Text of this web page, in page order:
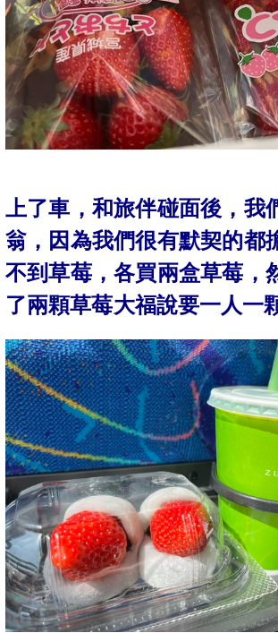
上了車，和旅伴碰面後，我
翁，因為我們很有默契的都
不到草莓，各買兩盒草莓，
了兩顆草莓大福說要一人一